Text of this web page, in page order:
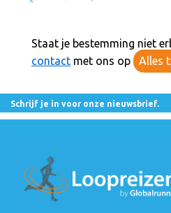
Staat je bestemming niet
contact met ons op Alles
Schrijf je in voor onze nieuwsbrief.